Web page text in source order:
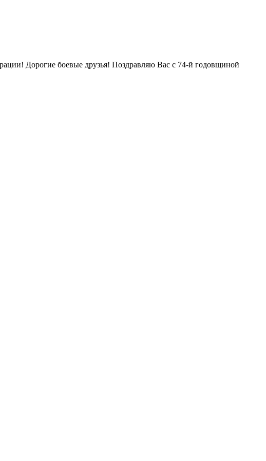
Дорогие боевые друзья! Поздравляю Вас с 74-й годовщиной